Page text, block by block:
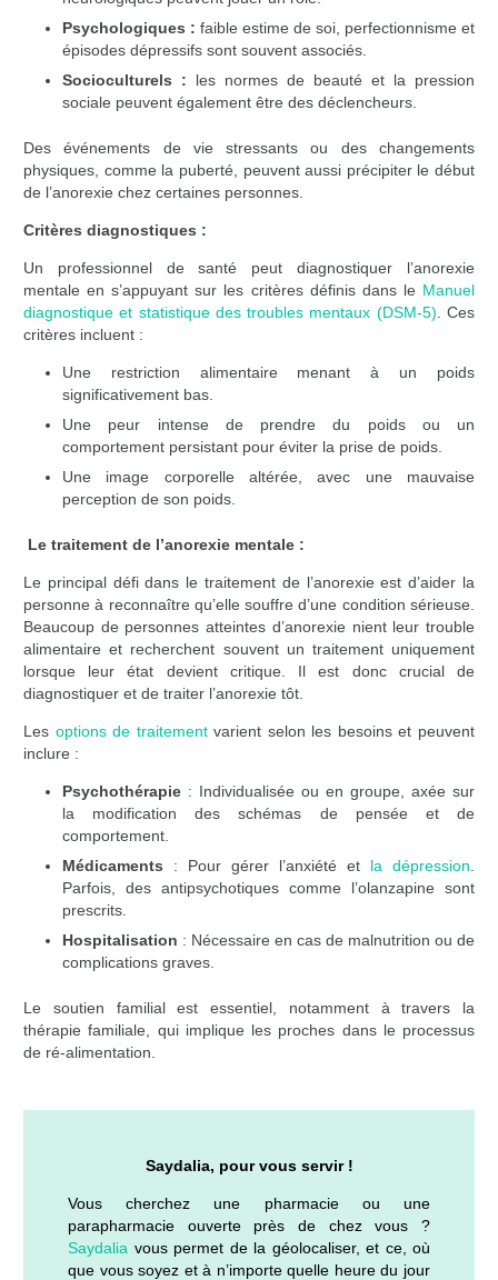
Psychologiques : faible estime de soi, perfectionnisme et
épisodes dépressifs sont souvent associés.
Socioculturels : les normes de beauté et la pression
sociale peuvent également être des déclencheurs.
Des événements de vie stressants ou des changements
physiques, comme la puberté, peuvent aussi précipiter le début
de l’anorexie chez certaines personnes.
Critères diagnostiques :
Un professionnel de santé peut diagnostiquer l’anorexie
mentale en s’appuyant sur les critères définis dans le Manuel
diagnostique et statistique des troubles mentaux (DSM-5) . Ces
critères incluent :
Une restriction alimentaire menant à un poids
significativement bas.
Une peur intense de prendre du poids ou un
comportement persistant pour éviter la prise de poids.
Une image corporelle altérée, avec une mauvaise
perception de son poids.
Le traitement de l’anorexie mentale :
Le principal défi dans le traitement de l’anorexie est d’aider la
personne à reconnaître qu’elle souffre d’une condition sérieuse.
Beaucoup de personnes atteintes d’anorexie nient leur trouble
alimentaire et recherchent souvent un traitement uniquement
lorsque leur état devient critique. Il est donc crucial de
diagnostiquer et de traiter l’anorexie tôt.
Les options de traitementvarient selon les besoins et peuvent
inclure :
Psychothérapie : Individualisée ou en groupe, axée sur
la modification des schémas de pensée et de
comportement.
Médicaments : Pour gérer l’anxiété et la dépression
Parfois, des antipsychotiques comme l’olanzapine sont
prescrits.
Hospitalisation : Nécessaire en cas de malnutrition ou de
complications graves.
Le soutien familial est essentiel, notamment à travers la
thérapie familiale, qui implique les proches dans le processus
de ré-alimentation.
Saydalia, pour vous servir !
Vous cherchez une pharmacie ou une
parapharmacie ouverte près de chez vous ?
Saydalia vous permet de la géolocaliser, et ce, où
que vous soyez et à n’importe quelle heure du jour